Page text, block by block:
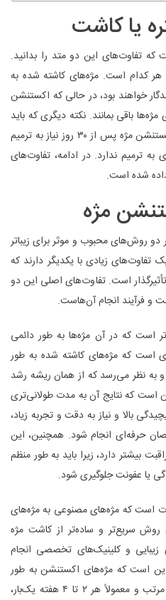
یا کاشت
که تفاوت‌های این دو متد را بدانید.
هر کدام است. مژه‌های کاشته شده به
ماه ماندگار خواهند بود، در حالی که اکستنشن
بین ۲۰ تا ۳۰ روز روی مژه‌ها باقی بمانند. نکته دیگری که باید
در نظر داشته باشید این است که اکستنشن مژه پس از ۳۰ روز نیاز به ترمیم
ترمیم ندارد. در ادامه، تفاوت‌های
شده است.
مژه
روش‌های محبوب و موثر برای زیباتر
تفاوت‌های زیادی با یکدیگر دارند که
است. تفاوت‌های اصلی این دو
و فرآیند انجام آن‌هاست.
که در آن مژه‌ها به ‌طور دائمی
است که مژه‌های کاشته‌ شده به‌ طور
به نظر می‌رسد که از همان ریشه رشد
است که نتایج آن به مدت طولانی‌تری
بالا و نیاز به دقت و تجربه زیاد،
حرفه‌ای انجام شود. همچنین، این
بیشتر دارد، زیرا باید به ‌طور منظم
یا عفونت جلوگیری شود.
است که مژه‌های مصنوعی به مژه‌های
سریع‌تر و ساده‌تر از کاشت مژه
و کلینیک‌های تخصصی انجام
است که مژه‌های اکستنشن به طور
طبیعی رشد نمی‌کنند و باید به ‌طور مرتب و معمولاً هر ۲ تا ۴ هفته یک‌بار،